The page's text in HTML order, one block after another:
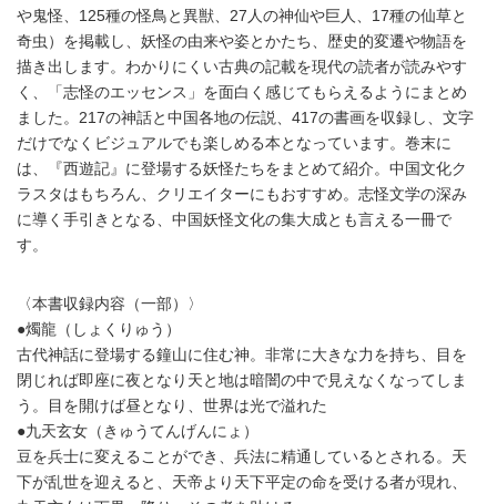
や鬼怪、125種の怪鳥と異獣、27人の神仙や巨人、17種の仙草と
奇虫）を掲載し、妖怪の由来や姿とかたち、歴史的変遷や物語を
描き出します。わかりにくい古典の記載を現代の読者が読みやす
く、「志怪のエッセンス」を面白く感じてもらえるようにまとめ
ました。217の神話と中国各地の伝説、417の書画を収録し、文字
だけでなくビジュアルでも楽しめる本となっています。巻末に
は、『西遊記』に登場する妖怪たちをまとめて紹介。中国文化ク
ラスタはもちろん、クリエイターにもおすすめ。志怪文学の深み
に導く手引きとなる、中国妖怪文化の集大成とも言える一冊で
す。
〈本書収録内容（一部）〉
●燭龍（しょくりゅう）
古代神話に登場する鐘山に住む神。非常に大きな力を持ち、目を
閉じれば即座に夜となり天と地は暗闇の中で見えなくなってしま
う。目を開けば昼となり、世界は光で溢れた
●九天玄女（きゅうてんげんにょ）
豆を兵士に変えることができ、兵法に精通しているとされる。天
下が乱世を迎えると、天帝より天下平定の命を受ける者が現れ、